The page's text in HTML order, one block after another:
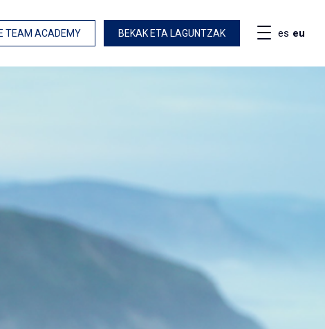
TEAM ACADEMY BEKAK ETA LAGUNTZAK es eu